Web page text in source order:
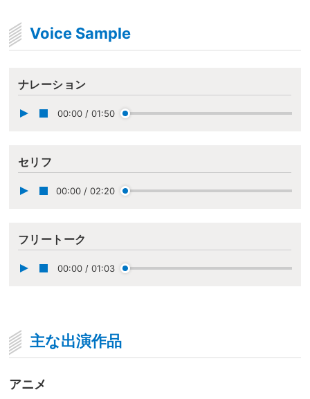
Voice Sample
ナレーション
00:00 / 01:50
セリフ
00:00 / 02:20
フリートーク
00:00 / 01:03
主な出演作品
アニメ